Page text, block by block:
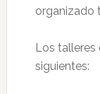
organizado
Los talleres
siguientes: